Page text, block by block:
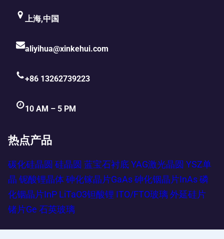
上海,中国
aliyihua@xinkehui.com
+86 13262739223
10 AM – 5 PM
热点产品
碳化硅晶圆 硅晶圆 蓝宝石衬底 YAG激光晶圆 YSZ单
晶 铌酸锂晶体 砷化镓晶片GaAs 砷化铟晶片InAs 磷
化铟晶片InP LiTaO3钽酸锂 ITO/FTO玻璃 外延硅片
锗片Ge 石英玻璃